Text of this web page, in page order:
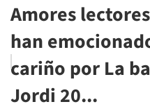
Amores
han
cariño por La
Jordi 20...